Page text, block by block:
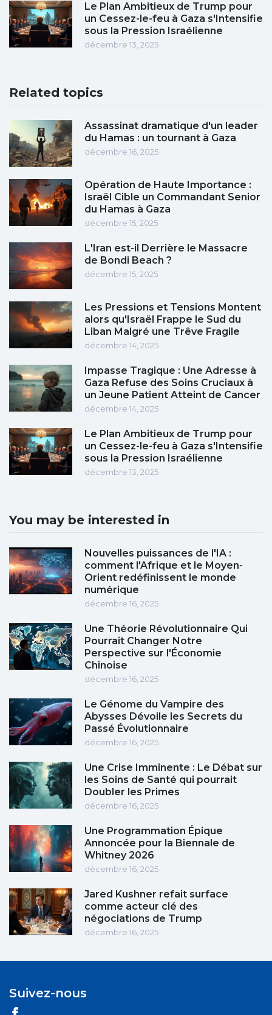
Le Plan Ambitieux de Trump pour
un Cessez-le-feu à Gaza s'Intensifie
sous la Pression Israélienne
décembre 13, 2025
Related topics
Assassinat dramatique d'un leader
du Hamas : un tournant à Gaza
décembre 16, 2025
Opération de Haute Importance :
Israël Cible un Commandant Senior
du Hamas à Gaza
décembre 15, 2025
L'Iran est-il Derrière le Massacre
de Bondi Beach ?
décembre 15, 2025
Les Pressions et Tensions Montent
alors qu'Israël Frappe le Sud du
Liban Malgré une Trêve Fragile
décembre 14, 2025
Impasse Tragique : Une Adresse à
Gaza Refuse des Soins Cruciaux à
un Jeune Patient Atteint de Cancer
décembre 14, 2025
Le Plan Ambitieux de Trump pour
un Cessez-le-feu à Gaza s'Intensifie
sous la Pression Israélienne
décembre 13, 2025
You may be interested in
Nouvelles puissances de l'IA :
comment l'Afrique et le Moyen-
Orient redéfinissent le monde
numérique
décembre 16, 2025
Une Théorie Révolutionnaire Qui
Pourrait Changer Notre
Perspective sur l'Économie
Chinoise
décembre 16, 2025
Le Génome du Vampire des
Abysses Dévoile les Secrets du
Passé Évolutionnaire
décembre 16, 2025
Une Crise Imminente : Le Débat sur
les Soins de Santé qui pourrait
Doubler les Primes
décembre 16, 2025
Une Programmation Épique
Annoncée pour la Biennale de
Whitney 2026
décembre 16, 2025
Jared Kushner refait surface
comme acteur clé des
négociations de Trump
décembre 16, 2025
Suivez-nous